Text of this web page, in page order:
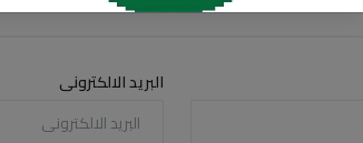
البريد الالكترونى